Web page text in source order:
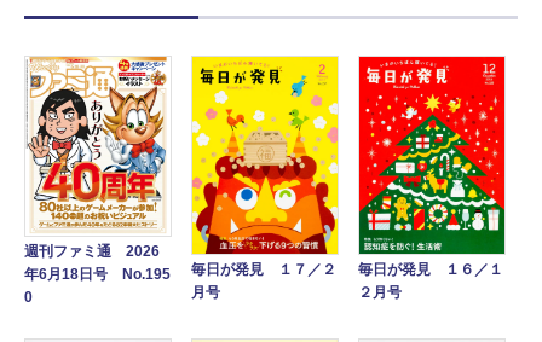
週刊ファミ通 2026
年6月18日号 No.195
0
毎日が発見 １７／２
月号
毎日が発見 １６／１
２月号